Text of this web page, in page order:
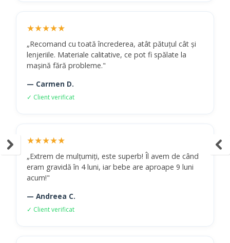
★★★★★
„Recomand cu toată încrederea, atât pătuțul cât și
lenjeriile. Materiale calitative, ce pot fi spălate la
mașină fără probleme."
— Carmen D.
✓ Client verificat
★★★★★
„Extrem de mulțumiți, este superb! Îl avem de când
eram gravidă în 4 luni, iar bebe are aproape 9 luni
acum!"
— Andreea C.
✓ Client verificat